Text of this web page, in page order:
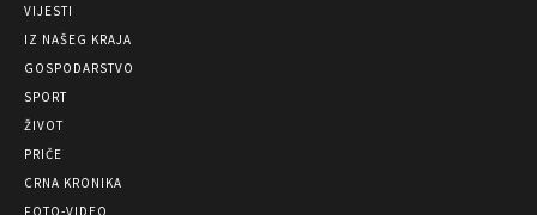
VIJESTI
IZ NAŠEG KRAJA
GOSPODARSTVO
SPORT
ŽIVOT
PRIČE
CRNA KRONIKA
FOTO-VIDEO